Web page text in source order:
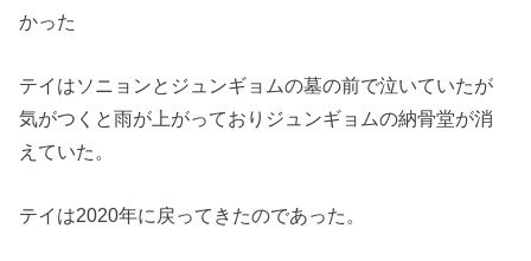
かった
テイはソニョンとジュンギョムの墓の前で泣いていたが
気がつくと雨が上がっておりジュンギョムの納骨堂が消
えていた。
テイは2020年に戻ってきたのであった。